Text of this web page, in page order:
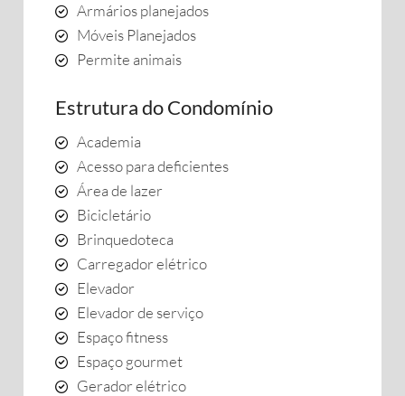
Armários planejados
Móveis Planejados
Permite animais
Estrutura do Condomínio
Academia
Acesso para deficientes
Área de lazer
Bicicletário
Brinquedoteca
Carregador elétrico
Elevador
Elevador de serviço
Espaço fitness
Espaço gourmet
Gerador elétrico